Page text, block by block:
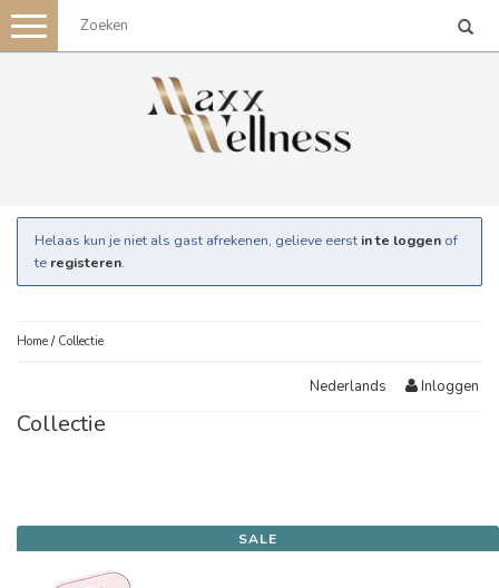
Toggle
navigation
Helaas kun je niet als gast afrekenen, gelieve eerst in te loggen of
te registeren.
Home / Collectie
Nederlands Inloggen
Collectie
SALE